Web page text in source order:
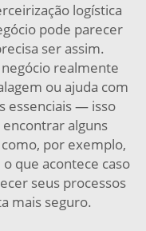
logística
pode parecer
ser assim.
realmente
ou ajuda com
essenciais — isso
alguns
por exemplo,
que acontece caso
seus processos
mais seguro.